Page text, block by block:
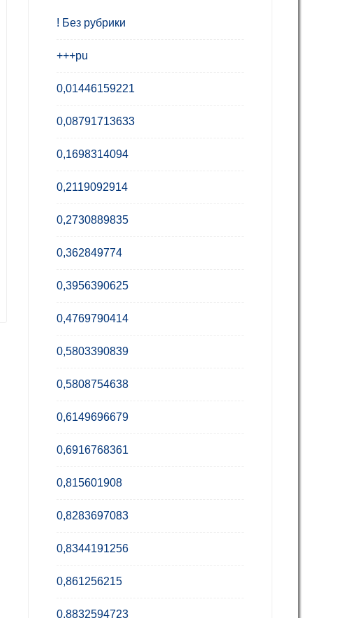
! Без рубрики
+++pu
0,01446159221
0,08791713633
0,1698314094
0,2119092914
0,2730889835
0,362849774
0,3956390625
0,4769790414
0,5803390839
0,5808754638
0,6149696679
0,6916768361
0,815601908
0,8283697083
0,8344191256
0,861256215
0,8832594723